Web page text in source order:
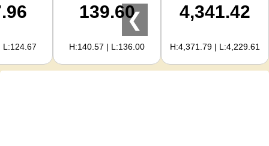
حاسبة الذهب
لمشرفي المواقع
4,341.42
H:4,371.79 | L:4,229.61
139.60
H:140.57 | L:136.00
L:124.67
❯